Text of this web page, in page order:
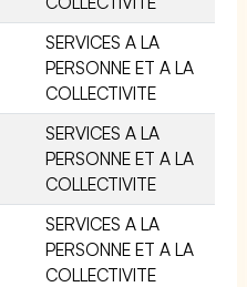
SERVICES A LA
PERSONNE ET A LA
COLLECTIVITE
SERVICES A LA
PERSONNE ET A LA
COLLECTIVITE
SERVICES A LA
PERSONNE ET A LA
COLLECTIVITE